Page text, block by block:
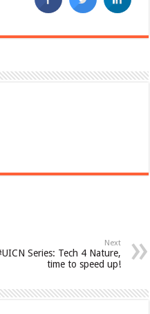
Next
Series: Tech 4 Nature,
time to speed up!